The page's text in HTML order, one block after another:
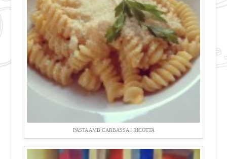
PASTA AMB CARBASSA I RICOTTA